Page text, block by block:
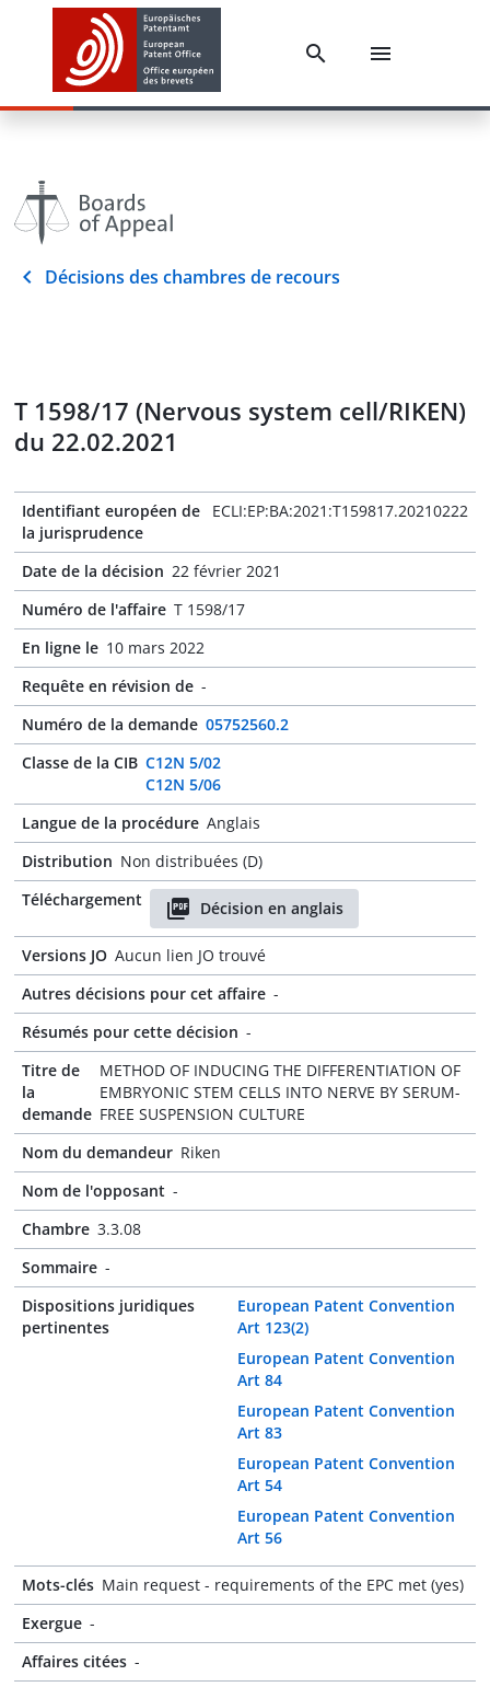
Décisions des chambres de recours
T 1598/17 (Nervous system cell/RIKEN)
du 22.02.2021
Identifiant européen de
la jurisprudence
ECLI:EP:BA:2021:T159817.20210222
Date de la décision 22 février 2021
Numéro de l'affaire T 1598/17
En ligne le 10 mars 2022
Requête en révision de -
Numéro de la demande 05752560.2
Classe de la CIB C12N 5/02
C12N 5/06
Langue de la procédure Anglais
Distribution Non distribuées (D)
Téléchargement
Décision en anglais
Versions JO Aucun lien JO trouvé
Autres décisions pour cet affaire -
Résumés pour cette décision -
Titre de
la
demande
METHOD OF INDUCING THE DIFFERENTIATION OF
EMBRYONIC STEM CELLS INTO NERVE BY SERUM-
FREE SUSPENSION CULTURE
Nom du demandeur Riken
Nom de l'opposant -
Chambre 3.3.08
Sommaire -
Dispositions juridiques
pertinentes
European Patent Convention
Art 123(2)
European Patent Convention
Art 84
European Patent Convention
Art 83
European Patent Convention
Art 54
European Patent Convention
Art 56
Mots-clés Main request - requirements of the EPC met (yes)
Exergue -
Affaires citées -